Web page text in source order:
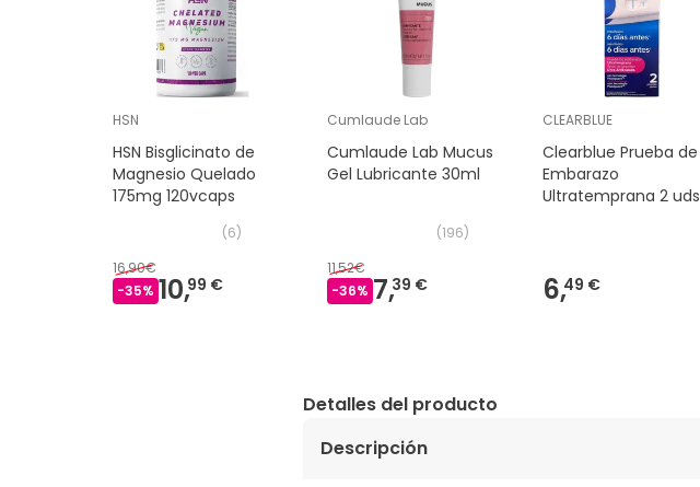
HSN
HSN Bisglicinato de
Magnesio Quelado
175mg 120vcaps
(6)
16,90€
-35% 10,99 €
Cumlaude Lab
Cumlaude Lab Mucus
Gel Lubricante 30ml
(196)
11,52€
-36% 7,39 €
CLEARBLUE
Clearblue Prueba de
Embarazo
Ultratemprana 2 uds
6,49 €
Detalles del producto
Descripción